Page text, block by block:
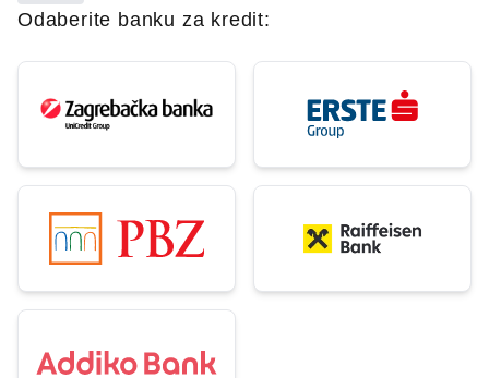
Odaberite banku za kredit: